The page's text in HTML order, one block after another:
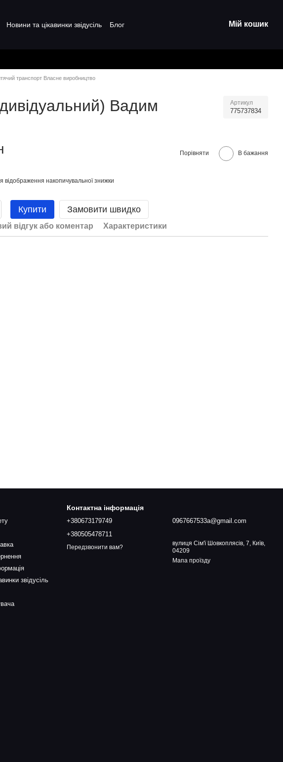
Новини та цікавинки звідусіль
Блог
Мій кошик
транспорт Власне виробництво
Вадим Артикул
775737834
Порівняти В бажання
відображення накопичувальної знижки
Купити Замовити швидко
відгук або коментар Характеристики
звідусіль
Контактна інформація
+380673179749
+380505478711
Передзвонити вам?
0967667533a@gmail.com
вулиця Сім'ї Шовкоплясів, 7, Київ,
04209
Мапа проїзду